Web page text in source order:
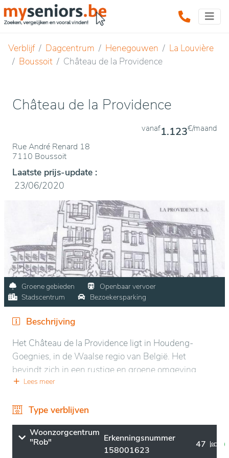
Verblijf Dagcentrum Henegouwen
La Louvière
Boussoit
Château de la Providence
Château de la Providence
Rue André Renard 18
7110 Boussoit
vanaf1.123€/maand
Laatste prijs-update :
23/06/2020
Groene gebieden
Openbaar vervoer
Stadscentrum
Bezoekersparking
Beschrijving
Het Château de la Providence ligt in Houdeng-
Goegnies, in de Waalse regio van België. Het
bevindt zich in een rustige en groene omgeving,
omringd door landelijke landschappen en lokale
ontspanning en rust.
De ligging zorgt voor gemakkelijke toegang tot
plaatselijke faciliteiten, terwijl een serene sfeer
Lees meer
Type verblijven
Woonzorgcentrum
"Rob"
Erkenningsnummer
158001623
47